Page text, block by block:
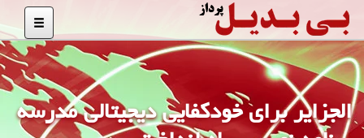
الجزایر برای خودكفایی دیجیتالی مدرسه